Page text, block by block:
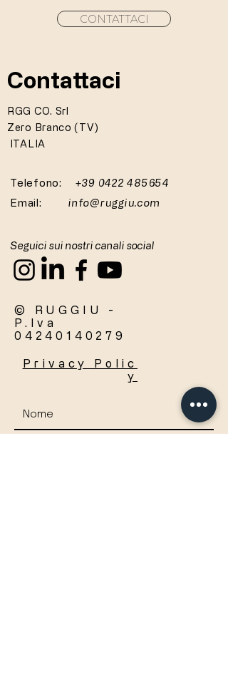
CONTATTACI
Contattaci
RGG CO. Srl
Zero Branco (TV)
ITALIA
Telefono:
+39 0422 485654
Email: info@ruggiu.com
Seguici sui nostri canali social
© RUGGIU -
P.Iva
04240140279
Privacy
Polic
y